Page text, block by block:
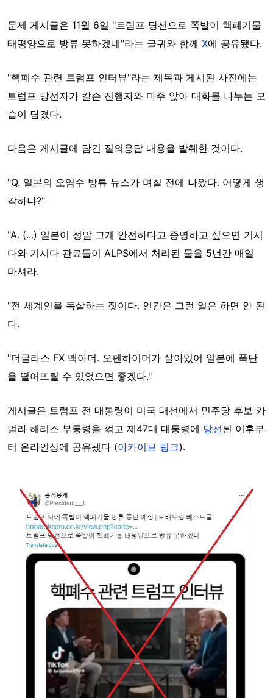
문제 게시글은 11월 6일 "트럼프 당선으로 쪽발이 핵폐기물
태평양으로 방류 못하겠네"라는 글귀와 함께 X에 공유됐다.
"핵폐수 관련 트럼프 인터뷰"라는 제목과 게시된 사진에는
트럼프 당선자가 칼슨 진행자와 마주 앉아 대화를 나누는 모
습이 담겼다.
다음은 게시글에 담긴 질의응답 내용을 발췌한 것이다.
"Q. 일본의 오염수 방류 뉴스가 며칠 전에 나왔다. 어떻게 생
각하나?"
"A. (...) 일본이 정말 그게 안전하다고 증명하고 싶으면 기시
다와 기시다 관료들이 ALPS에서 처리된 물을 5년간 매일
마셔라.
"전 세계인을 독살하는 짓이다. 인간은 그런 일은 하면 안 된
다.
"더글라스 FX 맥아더. 오펜하이머가 살아있어 일본에 폭탄
을 떨어뜨릴 수 있었으면 좋겠다."
게시글은 트럼프 전 대통령이 미국 대선에서 민주당 후보 카
멀라 해리스 부통령을 꺾고 제47대 대통령에 당선된 이후부
터 온라인상에 공유됐다 (아카이브 링크).
Image